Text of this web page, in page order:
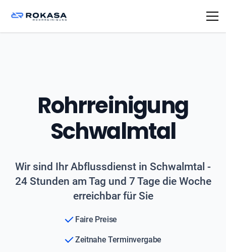
Rohrreinigung
Schwalmtal
Wir sind Ihr Abflussdienst in Schwalmtal -
24 Stunden am Tag und 7 Tage die Woche
erreichbar für Sie
Faire Preise
Zeitnahe Terminvergabe